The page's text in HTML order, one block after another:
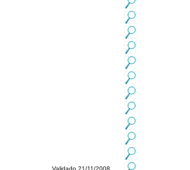
Validado 21/11/2008